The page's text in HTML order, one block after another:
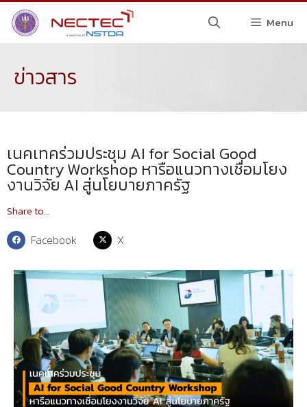
Menu
ข่าวสาร
เนคเทคร่วมประชุม AI for Social Good
Country Workshop หารือแนวทางเชื่อมโยง
งานวิจัย AI สู่นโยบายภาครัฐ
Share to...
Facebook X